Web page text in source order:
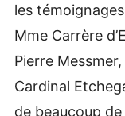
les
Mme Carrère
Pierre
Cardinal
de beaucoup